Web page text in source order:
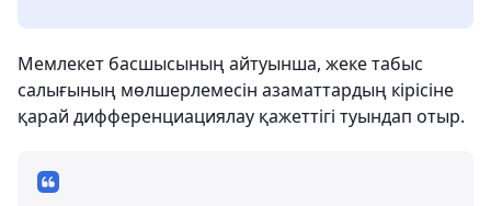
Мемлекет басшысының айтуынша, жеке табыс
салығының мөлшерлемесін азаматтардың кірісіне
қарай дифференциациялау қажеттігі туындап отыр.